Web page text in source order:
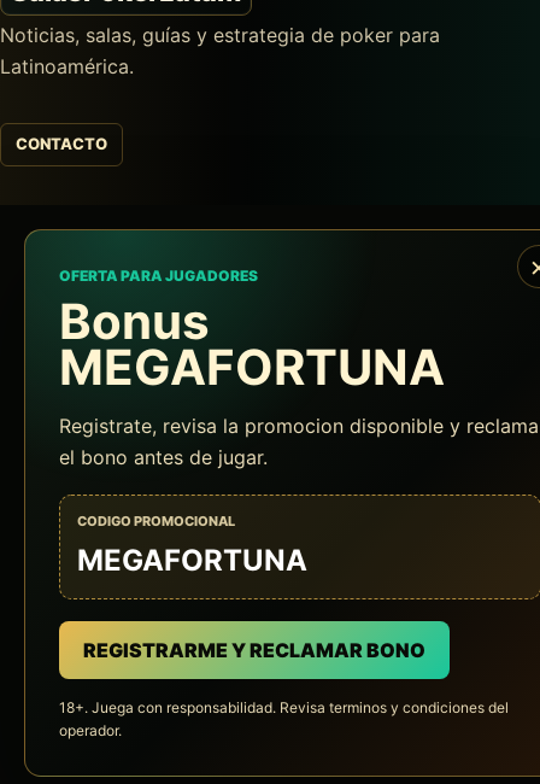
Noticias, salas, guías y estrategia de poker para
Latinoamérica.
CONTACTO
OFERTA PARA JUGADORES
Bonus
MEGAFORTUNA
Registrate, revisa la promocion disponible y reclama
el bono antes de jugar.
CODIGO PROMOCIONAL
MEGAFORTUNA
REGISTRARME Y RECLAMAR BONO
18+. Juega con responsabilidad. Revisa terminos y condiciones del
operador.